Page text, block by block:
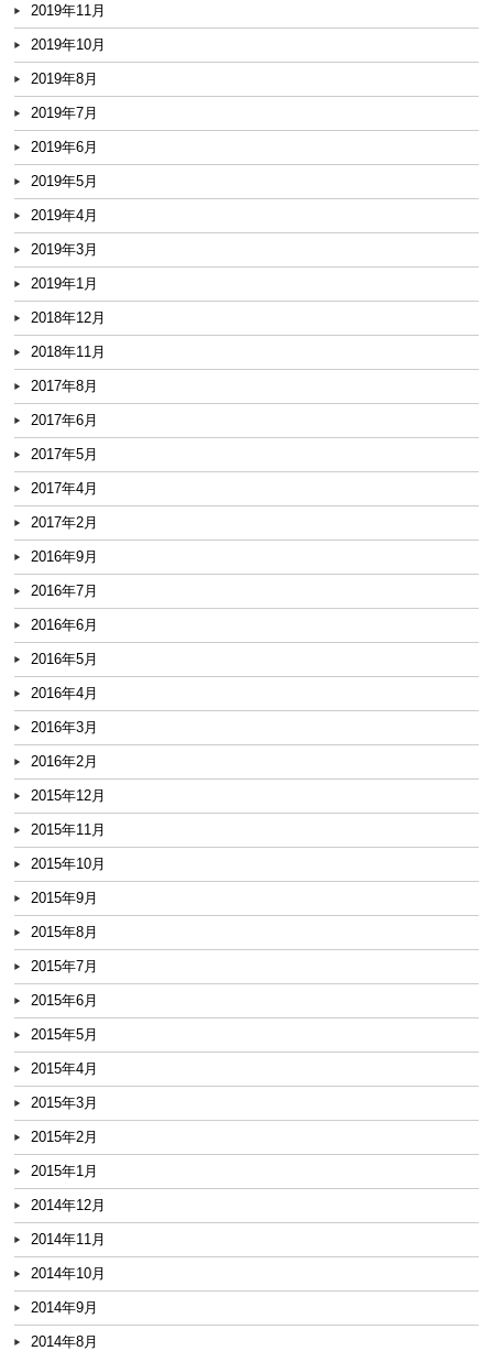
2019年11月
2019年10月
2019年8月
2019年7月
2019年6月
2019年5月
2019年4月
2019年3月
2019年1月
2018年12月
2018年11月
2017年8月
2017年6月
2017年5月
2017年4月
2017年2月
2016年9月
2016年7月
2016年6月
2016年5月
2016年4月
2016年3月
2016年2月
2015年12月
2015年11月
2015年10月
2015年9月
2015年8月
2015年7月
2015年6月
2015年5月
2015年4月
2015年3月
2015年2月
2015年1月
2014年12月
2014年11月
2014年10月
2014年9月
2014年8月